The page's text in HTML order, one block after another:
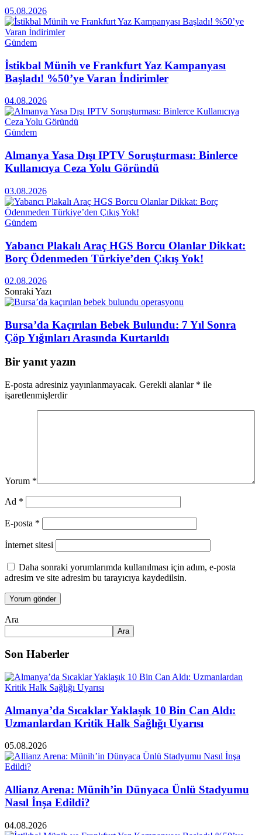
05.08.2026
Gündem
İstikbal Münih ve Frankfurt Yaz Kampanyası
Başladı! %50’ye Varan İndirimler
04.08.2026
Gündem
Almanya Yasa Dışı IPTV Soruşturması: Binlerce
Kullanıcıya Ceza Yolu Göründü
03.08.2026
Gündem
Yabancı Plakalı Araç HGS Borcu Olanlar Dikkat:
Borç Ödenmeden Türkiye’den Çıkış Yok!
02.08.2026
Sonraki Yazı
Bursa’da Kaçırılan Bebek Bulundu: 7 Yıl Sonra
Çöp Yığınları Arasında Kurtarıldı
Bir yanıt yazın
E-posta adresiniz yayınlanmayacak. Gerekli alanlar * ile
işaretlenmişlerdir
Yorum *
Ad *
E-posta *
İnternet sitesi
Daha sonraki yorumlarımda kullanılması için adım, e-posta
adresim ve site adresim bu tarayıcıya kaydedilsin.
Ara
Ara
Son Haberler
Almanya’da Sıcaklar Yaklaşık 10 Bin Can Aldı:
Uzmanlardan Kritik Halk Sağlığı Uyarısı
05.08.2026
Allianz Arena: Münih’in Dünyaca Ünlü Stadyumu
Nasıl İnşa Edildi?
04.08.2026